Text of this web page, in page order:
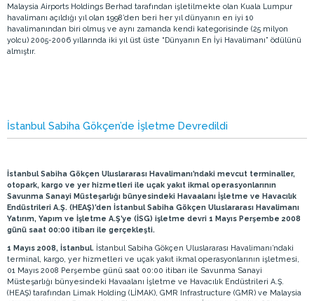
Malaysia Airports Holdings Berhad tarafından işletilmekte olan Kuala Lumpur
havalimanı açıldığı yıl olan 1998’den beri her yıl dünyanın en iyi 10
havalimanından biri olmuş ve aynı zamanda kendi kategorisinde (25 milyon
yolcu) 2005-2006 yıllarında iki yıl üst üste “Dünyanın En İyi Havalimanı” ödülünü
almıştır.
İstanbul Sabiha Gökçen’de İşletme Devredildi
İstanbul Sabiha Gökçen Uluslararası Havalimanı’ndaki mevcut terminaller,
otopark, kargo ve yer hizmetleri ile uçak yakıt ikmal operasyonlarının
Savunma Sanayi Müsteşarlığı bünyesindeki Havaalanı İşletme ve Havacılık
Endüstrileri A.Ş. (HEAŞ)’den İstanbul Sabiha Gökçen Uluslararası Havalimanı
Yatırım, Yapım ve İşletme A.Ş’ye (İSG) işletme devri 1 Mayıs Perşembe 2008
günü saat 00:00 itibarı ile gerçekleşti.
1 Mayıs 2008, İstanbul. İstanbul Sabiha Gökçen Uluslararası Havalimanı’ndaki
terminal, kargo, yer hizmetleri ve uçak yakıt ikmal operasyonlarının işletmesi,
01 Mayıs 2008 Perşembe günü saat 00:00 itibarı ile Savunma Sanayi
Müsteşarlığı bünyesindeki Havaalanı İşletme ve Havacılık Endüstrileri A.Ş.
(HEAŞ) tarafından Limak Holding (LİMAK), GMR Infrastructure (GMR) ve Malaysia